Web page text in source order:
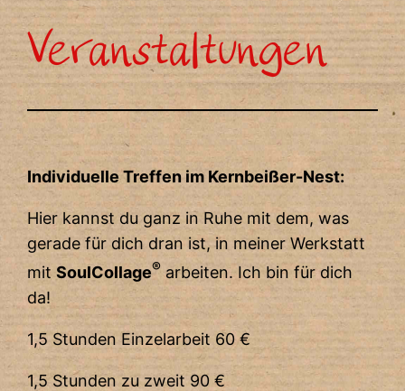
Veranstaltungen
Individuelle Treffen im Kernbeißer-Nest:
Hier kannst du ganz in Ruhe mit dem, was
gerade für dich dran ist, in meiner Werkstatt
mitSoulCollage® arbeiten. Ich bin für dich
da!
1,5 Stunden Einzelarbeit 60 €
1,5 Stunden zu zweit 90 €